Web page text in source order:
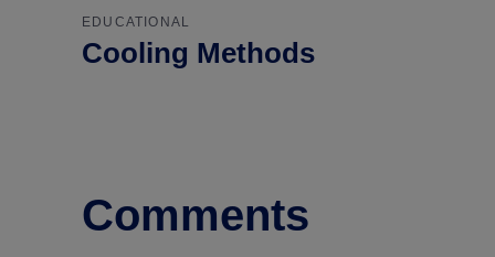
EDUCATIONAL
Cooling Methods
Comments